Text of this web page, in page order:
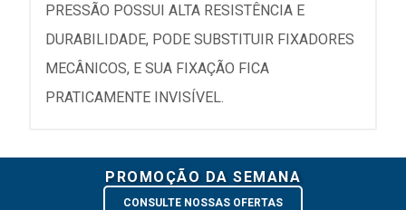
PRESSÃO POSSUI ALTA RESISTÊNCIA E
DURABILIDADE, PODE SUBSTITUIR FIXADORES
MECÂNICOS, E SUA FIXAÇÃO FICA
PRATICAMENTE INVISÍVEL.
PROMOÇÃO DA SEMANA
CONSULTE NOSSAS OFERTAS